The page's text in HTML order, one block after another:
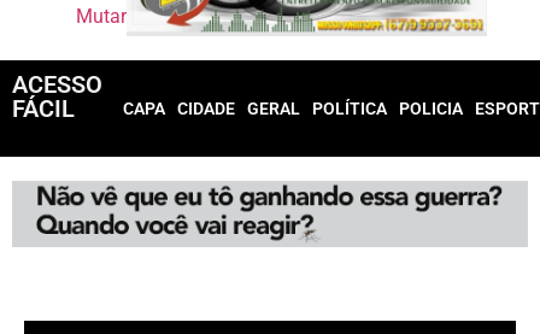
Mutar
ACESSO
FÁCIL
CAPA CIDADE GERAL POLÍTICA POLICIA